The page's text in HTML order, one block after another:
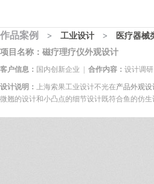
作品案例 > 工业设计 > 医疗器械
项目名称：磁疗理疗仪外观设计
客户信息： 国内创新企业 | 合作内容： 设计调
设计说明： 上海索果工业设计不光在产品外观设
微翘的设计和小凸点的细节设计既符合鱼的仿